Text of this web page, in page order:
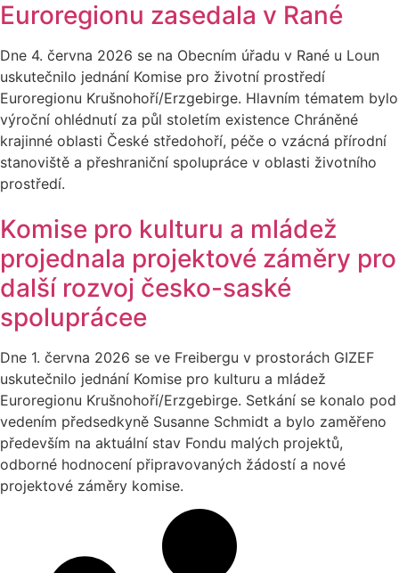
Euroregionu zasedala v Rané
Dne 4. června 2026 se na Obecním úřadu v Rané u Loun
uskutečnilo jednání Komise pro životní prostředí
Euroregionu Krušnohoří/Erzgebirge. Hlavním tématem bylo
výroční ohlédnutí za půl stoletím existence Chráněné
krajinné oblasti České středohoří, péče o vzácná přírodní
stanoviště a přeshraniční spolupráce v oblasti životního
prostředí.
Komise pro kulturu a mládež
projednala projektové záměry pro
další rozvoj česko-saské
spoluprácee
Dne 1. června 2026 se ve Freibergu v prostorách GIZEF
uskutečnilo jednání Komise pro kulturu a mládež
Euroregionu Krušnohoří/Erzgebirge. Setkání se konalo pod
vedením předsedkyně Susanne Schmidt a bylo zaměřeno
především na aktuální stav Fondu malých projektů,
odborné hodnocení připravovaných žádostí a nové
projektové záměry komise.